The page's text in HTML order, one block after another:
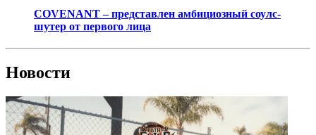
COVENANT – представлен амбициозный соулс-
шутер от первого лица
Новости